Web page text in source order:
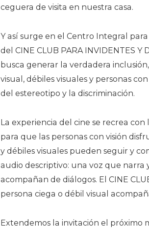
ceguera de visita en nuestra casa.
Y así surge en el Centro Integral
del CINE CLUB PARA INVIDENTES Y
busca generar la verdadera
visual, débiles visuales y personas
del estereotipo y la discriminación.
La experiencia del cine se recrea
para que las personas con visión
y débiles visuales pueden seguir y
audio descriptivo: una voz que narra
acompañan de diálogos. El CINE
persona ciega o débil visual
Extendemos la invitación el próximo